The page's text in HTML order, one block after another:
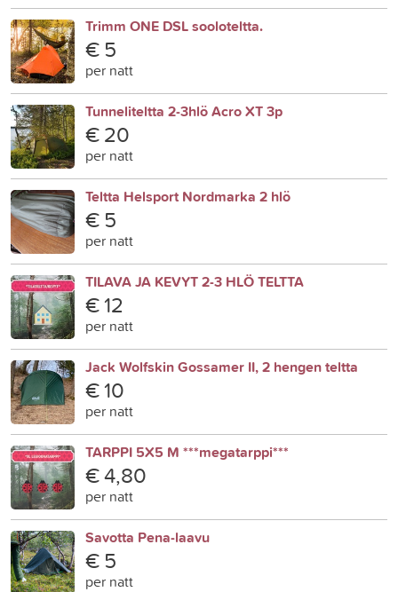
Trimm ONE DSL sooloteltta.
€ 5
per natt
Tunneliteltta 2-3hlö Acro XT 3p
€ 20
per natt
Teltta Helsport Nordmarka 2 hlö
€ 5
per natt
TILAVA JA KEVYT 2-3 HLÖ TELTTA
€ 12
per natt
Jack Wolfskin Gossamer II, 2 hengen teltta
€ 10
per natt
TARPPI 5X5 M ***megatarppi***
€ 4,80
per natt
Savotta Pena-laavu
€ 5
per natt